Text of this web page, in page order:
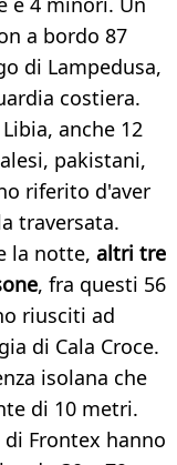
a bordo 87
di Lampedusa,
costiera.
anche 12
pakistani,
riferito d'aver
traversata.
la notte, altri tre
, fra questi 56
riusciti ad
di Cala Croce.
isolana che
di 10 metri.
Frontex hanno